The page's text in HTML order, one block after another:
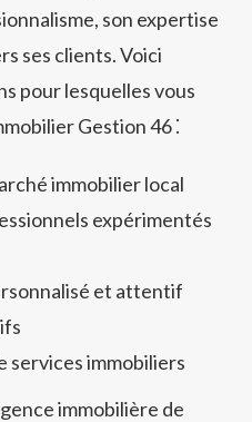
son expertise
ses clients. Voici
pour lesquelles vous
Gestion 46 ⁚
immobilier local
expérimentés
et attentif
services immobiliers
immobilière de